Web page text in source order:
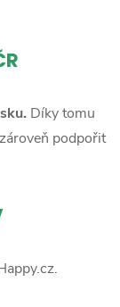
Díky tomu
podpořit